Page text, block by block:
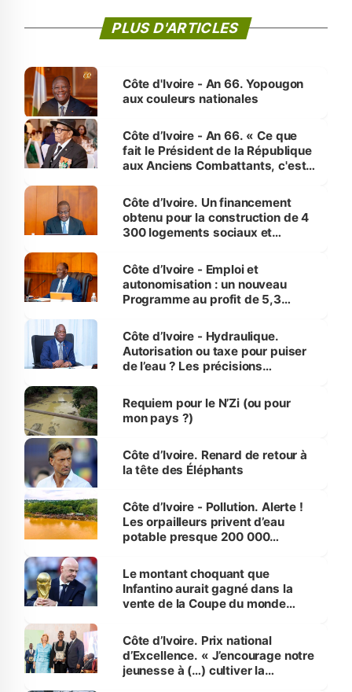
PLUS D'ARTICLES
Côte d'Ivoire - An 66. Yopougon
aux couleurs nationales
Côte d’Ivoire - An 66. « Ce que
fait le Président de la République
aux Anciens Combattants, c'est
Côte d’Ivoire. Un financement
obtenu pour la construction de 4
300 logements sociaux et
et Yamoussoukro
Côte d’Ivoire - Emploi et
autonomisation : un nouveau
Programme au profit de 5,3
Côte d’Ivoire - Hydraulique.
Autorisation ou taxe pour puiser
de l’eau ? Les précisions
Requiem pour le N’Zi (ou pour
mon pays ?)
Côte d’Ivoire. Renard de retour à
la tête des Éléphants
Côte d’Ivoire - Pollution. Alerte !
Les orpailleurs privent d’eau
potable presque 200 000
Le montant choquant que
Infantino aurait gagné dans la
vente de la Coupe du monde
Côte d’Ivoire. Prix national
d’Excellence. « J’encourage notre
jeunesse à (…) cultiver la